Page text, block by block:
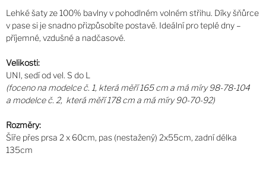
Lehké šaty ze 100% bavlny v pohodlném volném střihu. Díky šňůrce
v pase si je snadno přizpůsobíte postavě. Ideální pro teplé dny –
příjemné, vzdušné a nadčasové.
Velikosti:
UNI, sedí od vel. S do L
(foceno na modelce č. 1, která měří 165 cm a má míry 98-78-104
a modelce č. 2, která měří 178 cm a má míry 90-70-92)
Rozměry:
Šíře přes prsa 2 x 60cm, pas (nestažený) 2x55cm, zadní délka
135cm